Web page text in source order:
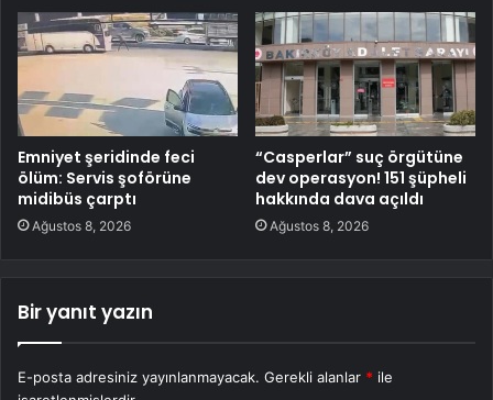
Emniyet şeridinde feci
ölüm: Servis şoförüne
midibüs çarptı
Ağustos 8, 2026
“Casperlar” suç örgütüne
dev operasyon! 151 şüpheli
hakkında dava açıldı
Ağustos 8, 2026
Bir yanıt yazın
E-posta adresiniz yayınlanmayacak. Gerekli alanlar * ile